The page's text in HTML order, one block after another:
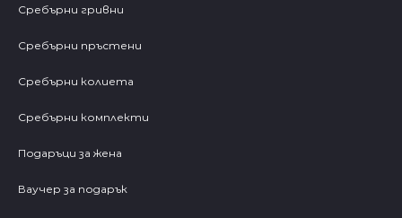
Сребърни гривни
Сребърни пръстени
Сребърни колиета
Сребърни комплекти
Подаръци за жена
Ваучер за подарък